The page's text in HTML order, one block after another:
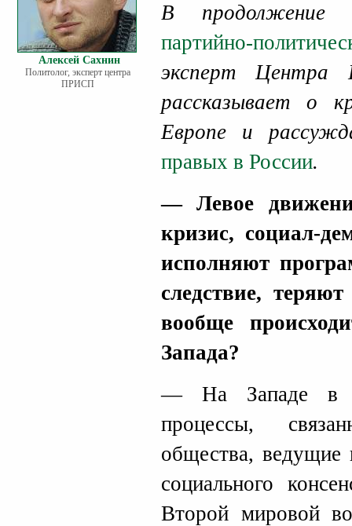
Алексей Сахнин
Политолог, эксперт центра
ПРИСП
В продолжение
партийно-
эксперт
рассказывает о
Европе и
правых в России.
— Левое
кризис, социал-
исполняют
следствие,
вообще
Запада?
— На Западе в
процессы,
общества, ведущие
социального
Второй мировой